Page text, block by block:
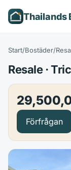
Thailands
Start/Bostäder/
Resale ·
Förfrågan